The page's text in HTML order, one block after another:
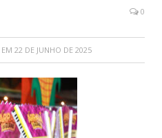
0
EM 22 DE JUNHO DE 2025